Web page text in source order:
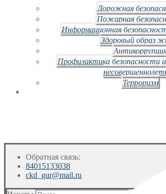
Дорожная
Пожарная
Информационная
Здоровый образ
Профилактика безопасности
Терроризм
Обратная связь:
84015133038
ckd_gur@mail.ru